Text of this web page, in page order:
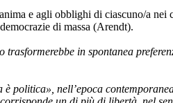
e agli obblighi di ciascuno/a nei
di massa (Arendt).
in spontanea
politica», nell’epoca